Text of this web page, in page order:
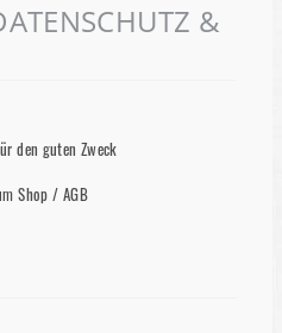
&
den guten Zweck
Shop / AGB